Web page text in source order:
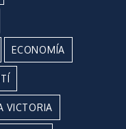
ECONOMÍA
VICTORIA